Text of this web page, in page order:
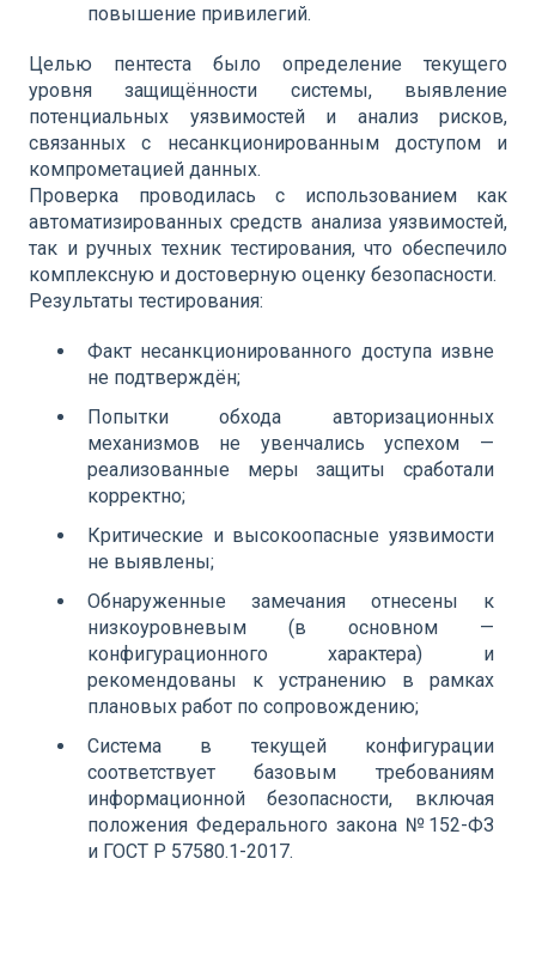
повышение привилегий.
Целью пентеста было определение текущего
уровня защищённости системы, выявление
потенциальных уязвимостей и анализ рисков,
связанных с несанкционированным доступом и
компрометацией данных.
Проверка проводилась с использованием как
автоматизированных средств анализа уязвимостей,
так и ручных техник тестирования, что обеспечило
комплексную и достоверную оценку безопасности.
Результаты тестирования:
Факт несанкционированного доступа извне
не подтверждён;
Попытки обхода авторизационных
механизмов не увенчались успехом —
реализованные меры защиты сработали
корректно;
Критические и высокоопасные уязвимости
не выявлены;
Обнаруженные замечания отнесены к
низкоуровневым (в основном —
конфигурационного характера) и
рекомендованы к устранению в рамках
плановых работ по сопровождению;
Система в текущей конфигурации
соответствует базовым требованиям
информационной безопасности, включая
положения Федерального закона №152-ФЗ
и ГОСТ Р 57580.1-2017.